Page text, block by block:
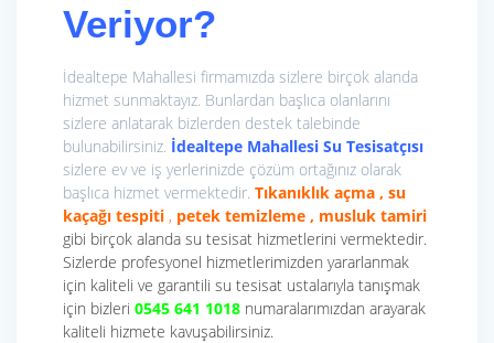
Veriyor?
İdealtepe Mahallesi firmamızda sizlere birçok alanda
hizmet sunmaktayız. Bunlardan başlıca olanlarını
sizlere anlatarak bizlerden destek talebinde
bulunabilirsiniz. İdealtepe Mahallesi Su Tesisatçısı
sizlere ev ve iş yerlerinizde çözüm ortağınız olarak
başlıca hizmet vermektedir. Tıkanıklık açma , su
kaçağı tespiti , petek temizleme , musluk tamiri
gibi birçok alanda su tesisat hizmetlerini vermektedir.
Sizlerde profesyonel hizmetlerimizden yararlanmak
için kaliteli ve garantili su tesisat ustalarıyla tanışmak
için bizleri 0545 641 1018 numaralarımızdan arayarak
kaliteli hizmete kavuşabilirsiniz.